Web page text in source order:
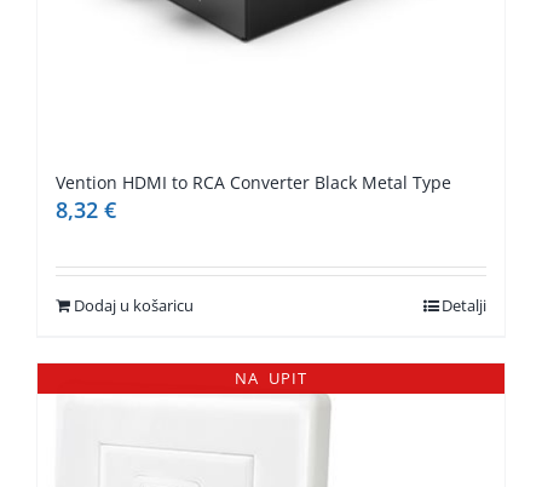
Vention HDMI to RCA Converter Black Metal Type
8,32 €
Dodaj u košaricu Detalji
NA UPIT